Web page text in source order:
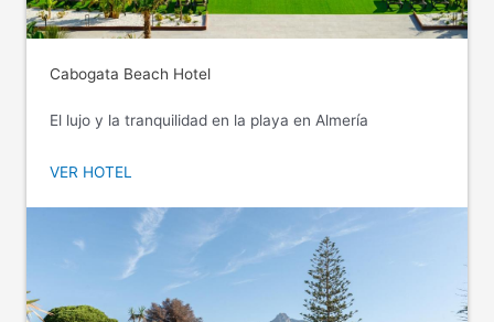
Cabogata Beach Hotel
El lujo y la tranquilidad en la playa en Almería
VER HOTEL